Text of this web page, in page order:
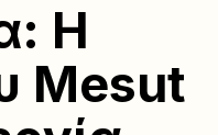
Η
Mesut